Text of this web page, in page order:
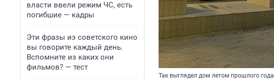
власти ввели режим ЧС, есть
погибшие — кадры
Эти фразы из советского кино
вы говорите каждый день.
Вспомните из каких они
фильмов? — тест
Так выглядел дом летом прошлого года